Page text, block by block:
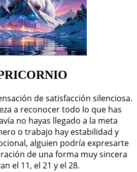
de satisfacción silenciosa.
a reconocer todo lo que has
no hayas llegado a la meta
o trabajo hay estabilidad y
alguien podría expresarte
de una forma muy sincera
el 11, el 21 y el 28.